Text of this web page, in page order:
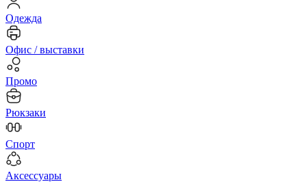
Одежда
Офис / выставки
Промо
Рюкзаки
Спорт
Аксессуары